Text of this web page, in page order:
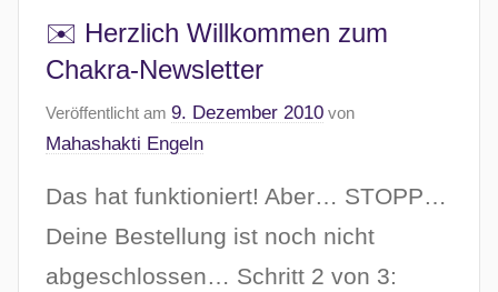
✉️ Herzlich Willkommen zum
Chakra-Newsletter
Veröffentlicht am 9. Dezember 2010 von
Mahashakti Engeln
Das hat funktioniert! Aber… STOPP…
Deine Bestellung ist noch nicht
abgeschlossen… Schritt 2 von 3: